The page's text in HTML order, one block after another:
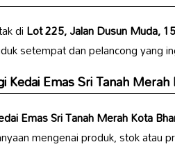
diLot 225, Jalan Dusun Muda,
setempat dan pelancong yang
Kedai Emas Sri Tanah
Emas Sri Tanah Merah Kota
mengenai produk, stok atau